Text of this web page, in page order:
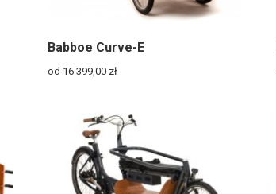
Babboe Curve-E
od 16 399,00 zł